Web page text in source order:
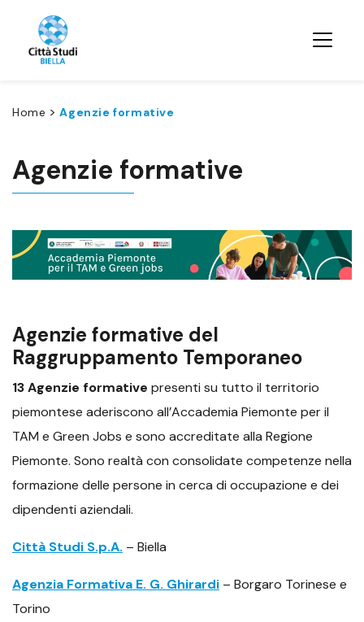
Home >Agenzie formative
Agenzie formative
Agenzie formative del
Raggruppamento Temporaneo
13 Agenzie formative presenti su tutto il territorio
piemontese aderiscono all’Accademia Piemonte per il
TAM e Green Jobs e sono accreditate alla Regione
Piemonte. Sono realtà con consolidate competenze nella
formazione delle persone in cerca di occupazione e dei
dipendenti aziendali.
Città Studi S.p.A. – Biella
Agenzia Formativa E. G. Ghirardi – Borgaro Torinese e
Torino